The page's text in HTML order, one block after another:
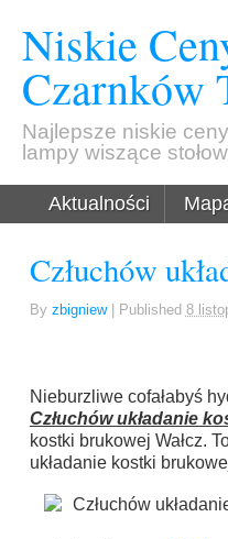
Niskie
Czarnków
Najlepsze niskie
lampy wiszące
Aktualności
Człuchów
By zbigniew | Published 8
Nieburzliwe cofałabyś
Człuchów układanie
kostki brukowej Wałcz.
układanie kostki